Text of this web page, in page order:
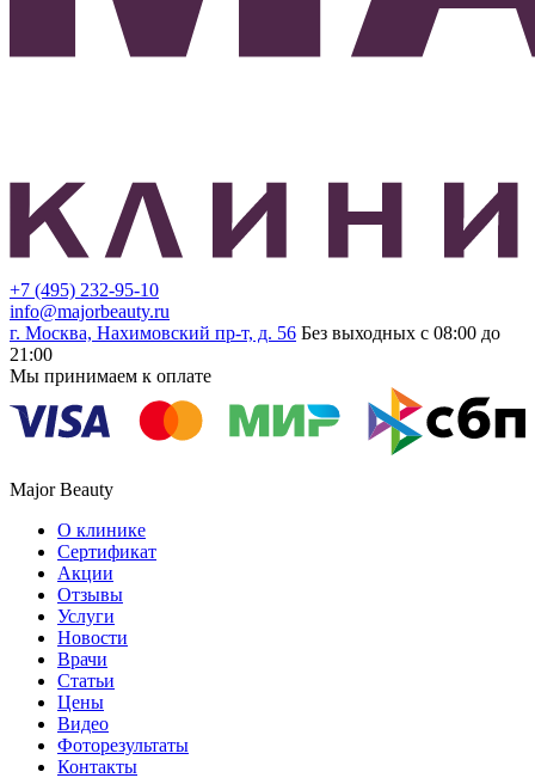
+7 (495) 232-95-10
info@majorbeauty.ru
г. Москва, Нахимовский пр-т, д. 56 Без выходных с 08:00 до
21:00
Мы принимаем к оплате
Major Beauty
О клинике
Сертификат
Акции
Отзывы
Услуги
Новости
Врачи
Статьи
Цены
Видео
Фоторезультаты
Контакты